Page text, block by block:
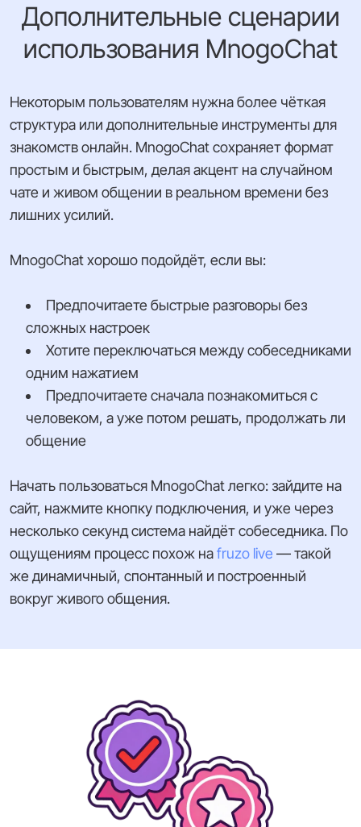
Дополнительные сценарии
использования MnogoChat
Некоторым пользователям нужна более чёткая
структура или дополнительные инструменты для
знакомств онлайн. MnogoChat сохраняет формат
простым и быстрым, делая акцент на случайном
чате и живом общении в реальном времени без
лишних усилий.
MnogoChat хорошо подойдёт, если вы:
Предпочитаете быстрые разговоры без
сложных настроек
Хотите переключаться между собеседниками
одним нажатием
Предпочитаете сначала познакомиться с
человеком, а уже потом решать, продолжать ли
общение
Начать пользоваться MnogoChat легко: зайдите на
сайт, нажмите кнопку подключения, и уже через
несколько секунд система найдёт собеседника. По
ощущениям процесс похож наfruzo live — такой
же динамичный, спонтанный и построенный
вокруг живого общения.